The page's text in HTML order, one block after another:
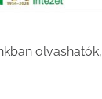
olvashatók,